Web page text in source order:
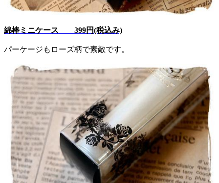
綿棒ミニケース 399円(税込み)
パーケージもローズ柄で素敵です。